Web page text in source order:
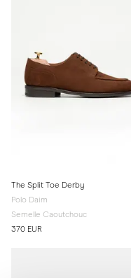
The Split Toe Derby
Polo Daim
Semelle Caoutchouc
370 EUR